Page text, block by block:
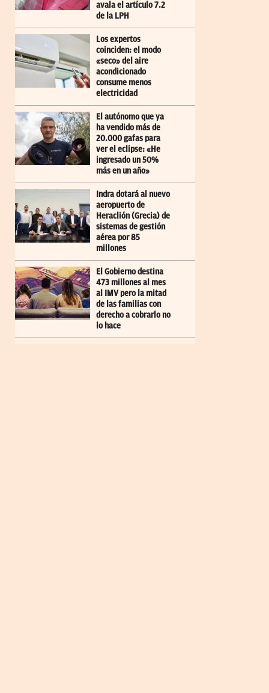
avala el artículo 7.2
de la LPH
Los expertos
coinciden: el modo
«seco» del aire
acondicionado
consume menos
electricidad
El autónomo que ya
ha vendido más de
20.000 gafas para
ver el eclipse: «He
ingresado un 50%
más en un año»
Indra dotará al nuevo
aeropuerto de
Heraclión (Grecia) de
sistemas de gestión
aérea por 85
millones
El Gobierno destina
473 millones al mes
al IMV pero la mitad
de las familias con
derecho a cobrarlo no
lo hace